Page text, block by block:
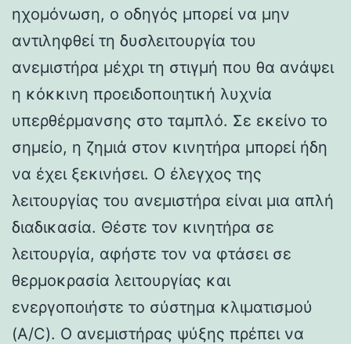
ηχομόνωση, ο οδηγός μπορεί να μην
αντιληφθεί τη δυσλειτουργία του
ανεμιστήρα μέχρι τη στιγμή που θα ανάψει
η κόκκινη προειδοποιητική λυχνία
υπερθέρμανσης στο ταμπλό. Σε εκείνο το
σημείο, η ζημιά στον κινητήρα μπορεί ήδη
να έχει ξεκινήσει. Ο έλεγχος της
λειτουργίας του ανεμιστήρα είναι μια απλή
διαδικασία. Θέστε τον κινητήρα σε
λειτουργία, αφήστε τον να φτάσει σε
θερμοκρασία λειτουργίας και
ενεργοποιήστε το σύστημα κλιματισμού
(A/C). Ο ανεμιστήρας ψύξης πρέπει να